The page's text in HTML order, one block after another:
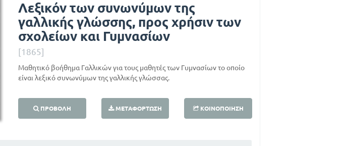
Λεξικόν των συνωνύμων της
γαλλικής γλώσσης, προς χρήσιν των
σχολείων και Γυμνασίων
[1865]
Μαθητικό βοήθημα Γαλλικών για τους μαθητές των Γυμνασίων το οποίο
είναι λεξικό συνωνύμων της γαλλικής γλώσσας.
ΠΡΟΒΟΛΉ ΜΕΤΑΦΌΡΤΩΣΗ ΚΟΙΝΟΠΟΊΗΣΗ